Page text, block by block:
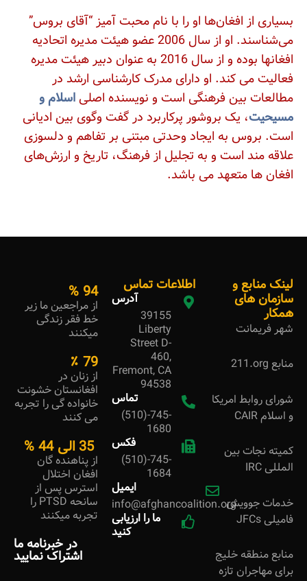
بسیاری از افغان‌ها او را با نام محبت‌ آمیز “آقای بروس”
می‌شناسند. او از سال 2006 عضو هیئت مدیره اتحادیه
افغانها بوده و از سال 2016 به عنوان دبیر هیئت مدیره
فعالیت می‌ کند. او دارای مدرک کارشناسی ارشد در
مطالعات بین‌ فرهنگی است و نویسنده اصلی اسلام و
مسیحیت، یک بروشور پرکاربرد در گفت‌ وگوی بین ادیانی
است. بروس به ایجاد وحدتی مبتنی بر تفاهم و دلسوزی
علاقه‌ مند است و به تجلیل از فرهنگ، تاریخ و ارزش‌های
افغان‌ ها متعهد می‌ باشد.
لینک منابع و
سازمان های
همکار
شهر فریمانت
منابع 211.org
شورای روابط امریکا
و اسلام CAIR
کمیته نجات بین
المللی IRC
خدمات جوویش
فامیلی JFCs
منابع منطقه خلیج
برای مهاجران تازه
اطلاعات تماس
آدرس
39155
Liberty
Street D-
460,
Fremont, CA
94538
تماس
(510)-745-
1680
فکس
(510)-745-
1684
ایمیل
info@afghancoalition.org
ما را ارزیابی
کنید
95
%
از مراجعین ما زیر
خط فقر زندگی
میکنند
80 ٪
از زنان در
افغانستان خشونت
خانواده گی را تجربه
می کنند
35 الی 45
%
از پناهنده گان
افغان اختلال
استرس پس از
سانحه PTSD را
تجربه میکنند
در خبرنامه ما
اشتراک نمایید